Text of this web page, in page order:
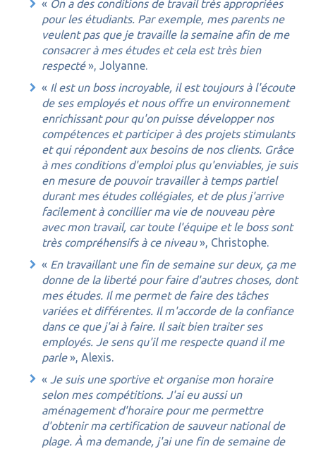
« On a des conditions de travail très appropriées
pour les étudiants. Par exemple, mes parents ne
veulent pas que je travaille la semaine afin de me
consacrer à mes études et cela est très bien
respecté», Jolyanne.
« Il est un boss incroyable, il est toujours à l'écoute
de ses employés et nous offre un environnement
enrichissant pour qu'on puisse développer nos
compétences et participer à des projets stimulants
et qui répondent aux besoins de nos clients. Grâce
à mes conditions d'emploi plus qu'enviables, je suis
en mesure de pouvoir travailler à temps partiel
durant mes études collégiales, et de plus j'arrive
facilement à concillier ma vie de nouveau père
avec mon travail, car toute l'équipe et le boss sont
très compréhensifs à ce niveau », Christophe.
« En travaillant une fin de semaine sur deux, ça me
donne de la liberté pour faire d'autres choses, dont
mes études. Il me permet de faire des tâches
variées et différentes. Il m'accorde de la confiance
dans ce que j'ai à faire. Il sait bien traiter ses
employés. Je sens qu'il me respecte quand il me
parle», Alexis.
« Je suis une sportive et organise mon horaire
selon mes compétitions. J'ai eu aussi un
aménagement d'horaire pour me permettre
d'obtenir ma certification de sauveur national de
plage. À ma demande, j'ai une fin de semaine de